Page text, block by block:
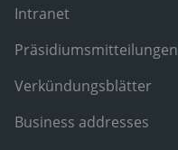
Intranet
Präsidiumsmitteilungen
Verkündungsblätter
Business addresses